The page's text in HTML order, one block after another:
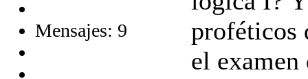
Mensajes: 9
proféticos
el